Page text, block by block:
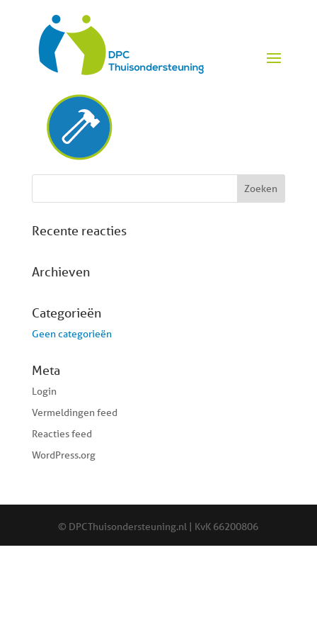
klusjeman service
Recente reacties
Archieven
Categorieën
Geen categorieën
Meta
Login
Vermeldingen feed
Reacties feed
WordPress.org
© DPCThuisondersteuning.nl | KvK 66200806